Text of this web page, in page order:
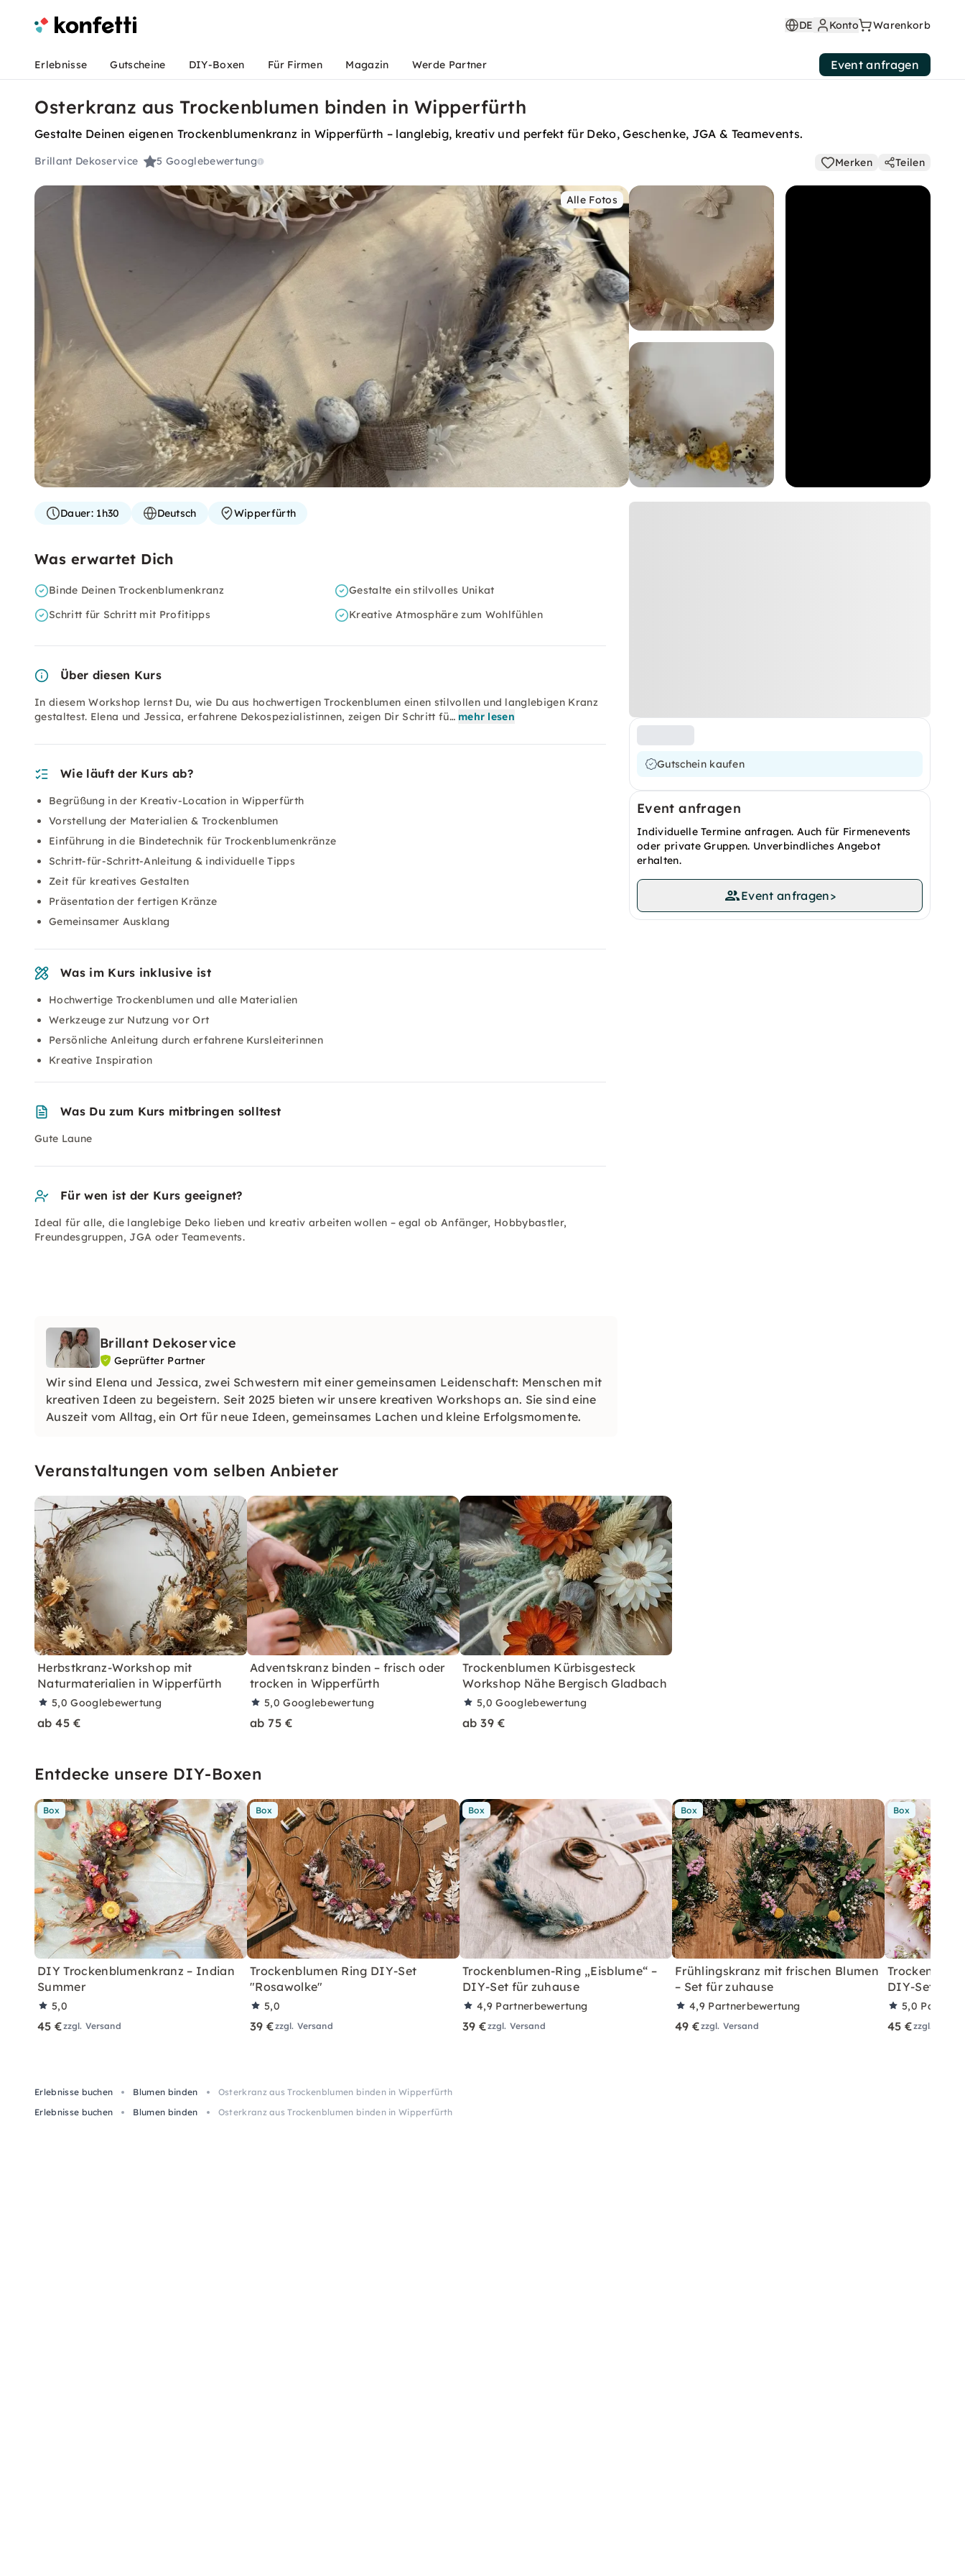
DE Konto Warenkorb
Erlebnisse Gutscheine DIY-Boxen Für Firmen Magazin Werde Partner Event anfragen
Osterkranz aus Trockenblumen binden in Wipperfürth
Gestalte Deinen eigenen Trockenblumenkranz in Wipperfürth – langlebig, kreativ und perfekt für Deko, Geschenke, JGA & Teamevents.
Brillant Dekoservice 5Googlebewertung Merken Teilen
Alle Fotos
Gutschein kaufen
Event anfragen
Individuelle Termine anfragen. Auch für Firmenevents
oder private Gruppen. Unverbindliches Angebot
erhalten.
Event anfragen>
Dauer:1h30 Deutsch Wipperfürth
Was erwartet Dich
Binde Deinen Trockenblumenkranz
Gestalte ein stilvolles Unikat
Schritt für Schritt mit Profitipps
Kreative Atmosphäre zum Wohlfühlen
Über diesen Kurs
In diesem Workshop lernst Du, wie Du aus hochwertigen Trockenblumen einen stilvollen und langlebigen Kranz
gestaltest. Elena und Jessica, erfahrene Dekospezialistinnen, zeigen Dir Schritt fü… mehr lesen
Wie läuft der Kurs ab?
Begrüßung in der Kreativ-Location in Wipperfürth
Vorstellung der Materialien & Trockenblumen
Einführung in die Bindetechnik für Trockenblumenkränze
Schritt-für-Schritt-Anleitung & individuelle Tipps
Zeit für kreatives Gestalten
Präsentation der fertigen Kränze
Gemeinsamer Ausklang
Was im Kurs inklusive ist
Hochwertige Trockenblumen und alle Materialien
Werkzeuge zur Nutzung vor Ort
Persönliche Anleitung durch erfahrene Kursleiterinnen
Kreative Inspiration
Was Du zum Kurs mitbringen solltest
Gute Laune
Für wen ist der Kurs geeignet?
Ideal für alle, die langlebige Deko lieben und kreativ arbeiten wollen – egal ob Anfänger, Hobbybastler,
Freundesgruppen, JGA oder Teamevents.
Brillant Dekoservice
Geprüfter Partner
Wir sind Elena und Jessica, zwei Schwestern mit einer gemeinsamen Leidenschaft: Menschen mit
kreativen Ideen zu begeistern. Seit 2025 bieten wir unsere kreativen Workshops an. Sie sind eine
Auszeit vom Alltag, ein Ort für neue Ideen, gemeinsames Lachen und kleine Erfolgsmomente.
Veranstaltungen vom selben Anbieter
Herbstkranz-Workshop mit
Naturmaterialien in Wipperfürth
5,0Googlebewertung
ab 45 €
Adventskranz binden – frisch oder
trocken in Wipperfürth
5,0Googlebewertung
ab 75 €
Trockenblumen Kürbisgesteck
Workshop Nähe Bergisch Gladbach
5,0Googlebewertung
ab 39 €
Entdecke unsere DIY-Boxen
Box
DIY Trockenblumenkranz – Indian
Summer
5,0
45 €zzgl. Versand
Box
Trockenblumen Ring DIY-Set
"Rosawolke"
5,0
39 €zzgl. Versand
Box
Trockenblumen-Ring „Eisblume“ –
DIY-Set für zuhause
4,9 Partnerbewertung
39 €zzgl. Versand
Box
Frühlingskranz mit frischen Blumen
– Set für zuhause
4,9 Partnerbewertung
49 €zzgl. Versand
Box
DIY-Set für
5,0
45 €zzgl.
Erlebnisse buchen Blumen binden
Osterkranz aus Trockenblumen binden in Wipperfürth
Erlebnisse buchen
Blumen binden Osterkranz aus Trockenblumen binden in Wipperfürth